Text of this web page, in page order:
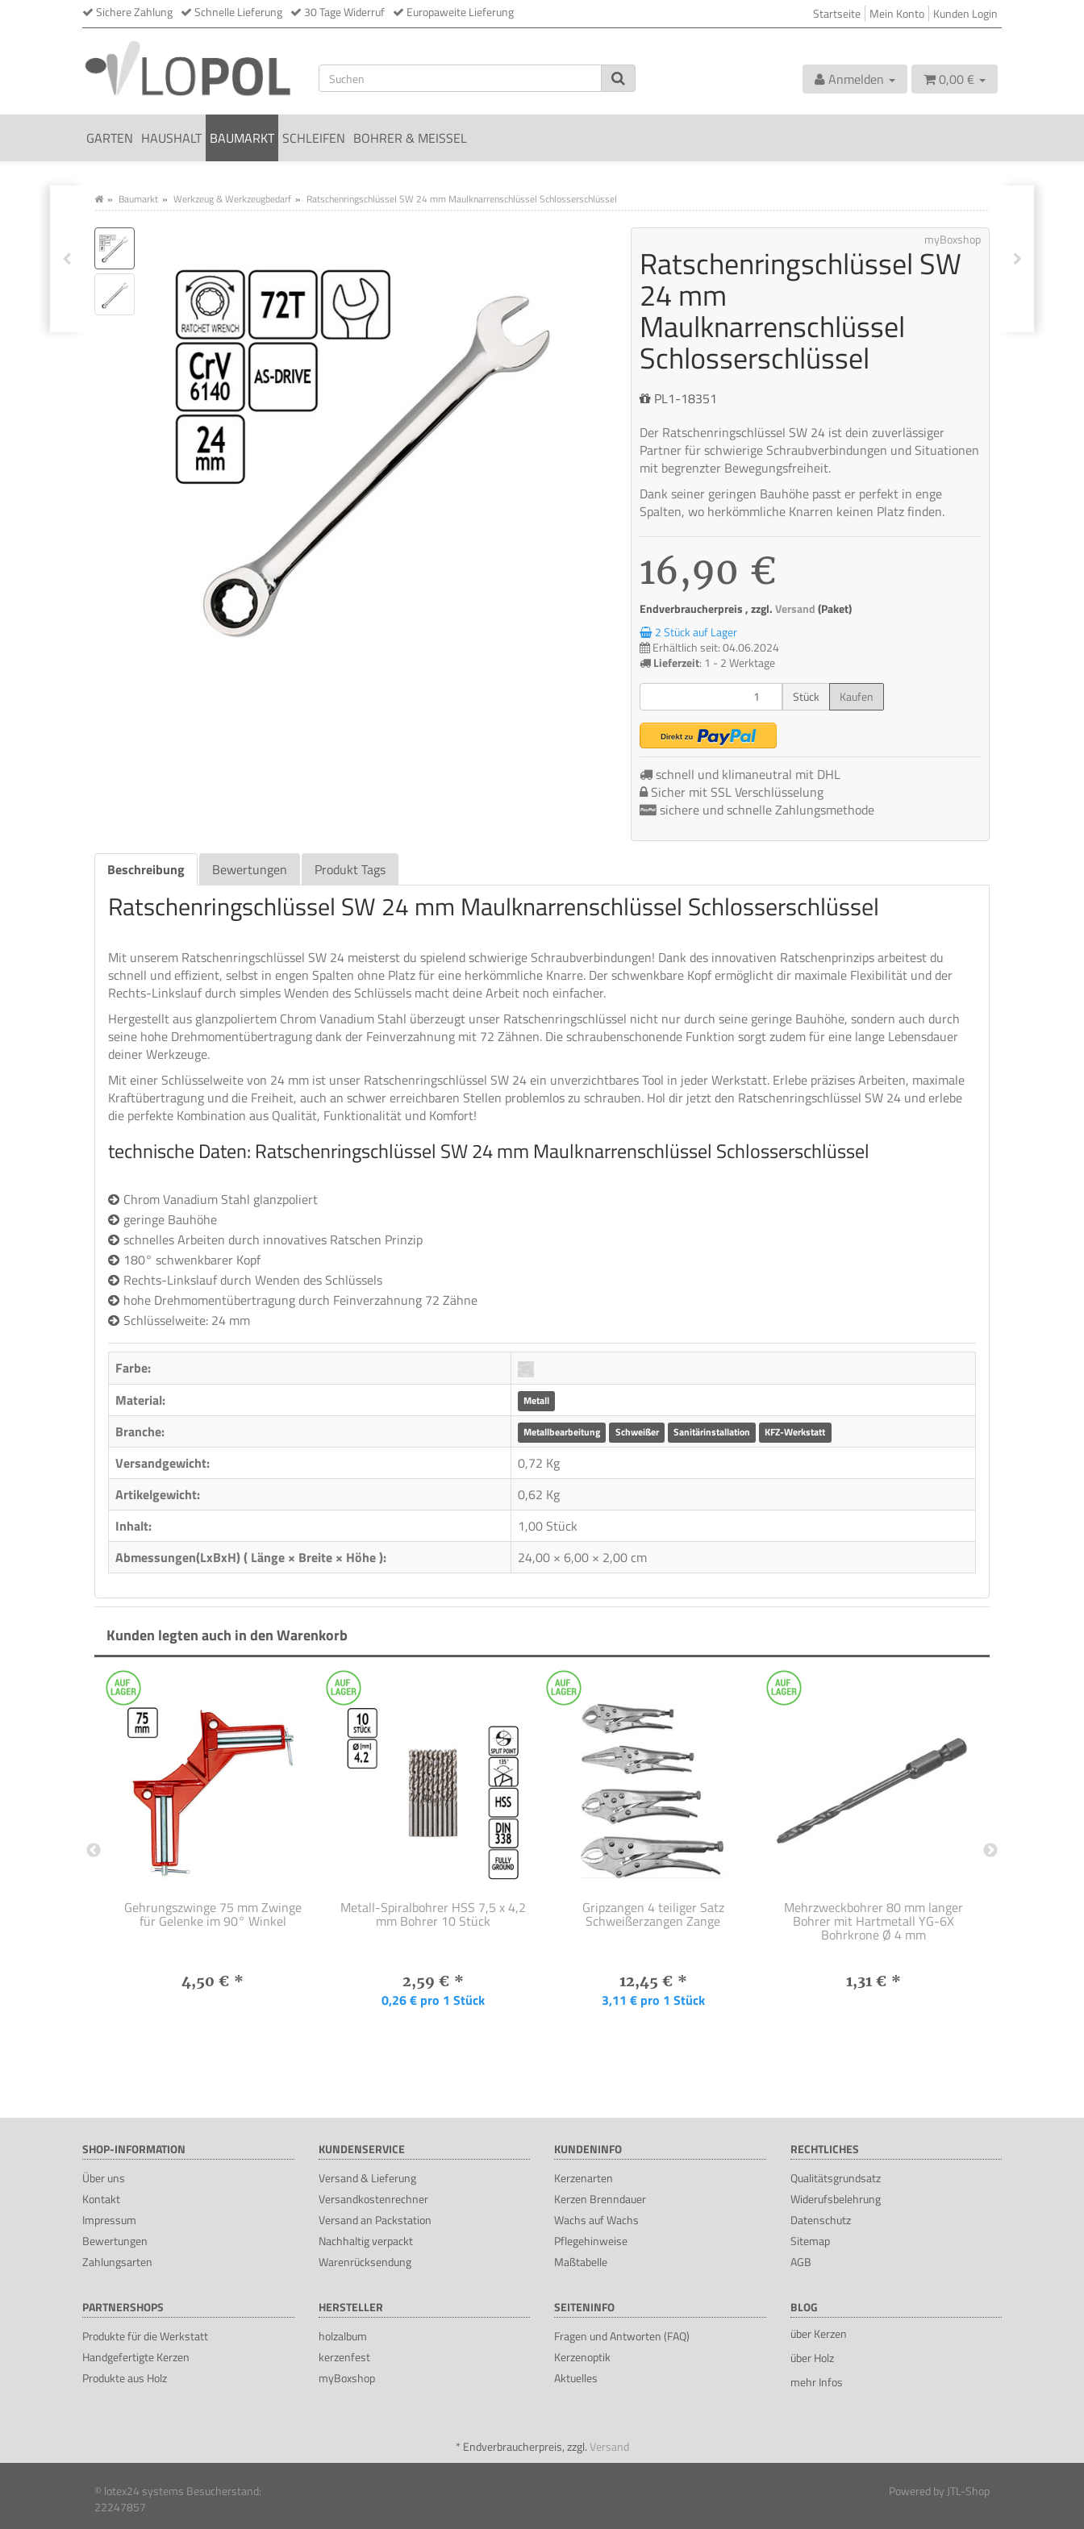
Sichere Zahlung Schnelle Lieferung 30 Tage Widerruf Europaweite Lieferung Startseite Mein Konto Kunden Login
Anmelden 0,00 €
GARTEN HAUSHALT BAUMARKT SCHLEIFEN BOHRER & MEISSEL
Baumarkt Werkzeug & Werkzeugbedarf Ratschenringschlüssel SW 24 mm Maulknarrenschlüssel Schlosserschlüssel
myBoxshop
Ratschenringschlüssel SW
24 mm
Maulknarrenschlüssel
Schlosserschlüssel
PL1-18351
Der Ratschenringschlüssel SW 24 ist dein zuverlässiger
Partner für schwierige Schraubverbindungen und Situationen
mit begrenzter Bewegungsfreiheit.
Dank seiner geringen Bauhöhe passt er perfekt in enge
Spalten, wo herkömmliche Knarren keinen Platz finden.
16,90 €
Endverbraucherpreis , zzgl.Versand(Paket)
2 Stück auf Lager
Erhältlich seit: 04.06.2024
Lieferzeit: 1 - 2 Werktage
Stück Kaufen
schnell und klimaneutral mit DHL
Sicher mit SSL Verschlüsselung
sichere und schnelle Zahlungsmethode
Beschreibung Bewertungen Produkt Tags
Ratschenringschlüssel SW 24 mm Maulknarrenschlüssel Schlosserschlüssel
Mit unserem Ratschenringschlüssel SW 24 meisterst du spielend schwierige Schraubverbindungen! Dank des innovativen Ratschenprinzips arbeitest du
schnell und effizient, selbst in engen Spalten ohne Platz für eine herkömmliche Knarre. Der schwenkbare Kopf ermöglicht dir maximale Flexibilität und der
Rechts-Linkslauf durch simples Wenden des Schlüssels macht deine Arbeit noch einfacher.
Hergestellt aus glanzpoliertem Chrom Vanadium Stahl überzeugt unser Ratschenringschlüssel nicht nur durch seine geringe Bauhöhe, sondern auch durch
seine hohe Drehmomentübertragung dank der Feinverzahnung mit 72 Zähnen. Die schraubenschonende Funktion sorgt zudem für eine lange Lebensdauer
deiner Werkzeuge.
Mit einer Schlüsselweite von 24 mm ist unser Ratschenringschlüssel SW 24 ein unverzichtbares Tool in jeder Werkstatt. Erlebe präzises Arbeiten, maximale
Kraftübertragung und die Freiheit, auch an schwer erreichbaren Stellen problemlos zu schrauben. Hol dir jetzt den Ratschenringschlüssel SW 24 und erlebe
die perfekte Kombination aus Qualität, Funktionalität und Komfort!
technische Daten: Ratschenringschlüssel SW 24 mm Maulknarrenschlüssel Schlosserschlüssel
Chrom Vanadium Stahl glanzpoliert
geringe Bauhöhe
schnelles Arbeiten durch innovatives Ratschen Prinzip
180° schwenkbarer Kopf
Rechts-Linkslauf durch Wenden des Schlüssels
hohe Drehmomentübertragung durch Feinverzahnung 72 Zähne
Schlüsselweite: 24 mm
Farbe:
Material:
Metall
Branche: Metallbearbeitung Schweißer Sanitärinstallation KFZ-Werkstatt
Versandgewicht:
0,72 Kg
Artikelgewicht:
0,62 Kg
Inhalt:
1,00 Stück
Abmessungen(LxBxH) ( Länge × Breite × Höhe ):
24,00 × 6,00 × 2,00 cm
Kunden legten auch in den Warenkorb
Gehrungszwinge 75 mm Zwinge
für Gelenke im 90° Winkel
4,50 € *
Metall-Spiralbohrer HSS 7,5 x 4,2
mm Bohrer 10 Stück
2,59 € *
0,26 € pro 1 Stück
Gripzangen 4 teiliger Satz
Schweißerzangen Zange
12,45 € *
3,11 € pro 1 Stück
Mehrzweckbohrer 80 mm langer
Bohrer mit Hartmetall YG-6X
Bohrkrone Ø 4 mm
1,31 € *
SHOP-INFORMATION
Über uns
Kontakt
Impressum
Bewertungen
Zahlungsarten
KUNDENSERVICE
Versand & Lieferung
Versandkostenrechner
Versand an Packstation
Nachhaltig verpackt
Warenrücksendung
KUNDENINFO
Kerzenarten
Kerzen Brenndauer
Wachs auf Wachs
Pflegehinweise
Maßtabelle
RECHTLICHES
Qualitätsgrundsatz
Widerufsbelehrung
Datenschutz
Sitemap
AGB
PARTNERSHOPS
Produkte für die Werkstatt
Handgefertigte Kerzen
Produkte aus Holz
HERSTELLER
holzalbum
kerzenfest
myBoxshop
SEITENINFO
Fragen und Antworten (FAQ)
Kerzenoptik
Aktuelles
BLOG
über Kerzen
über Holz
mehr Infos
* Endverbraucherpreis, zzgl.Versand
© lotex24 systems Besucherstand:
22247857
Powered by JTL-Shop